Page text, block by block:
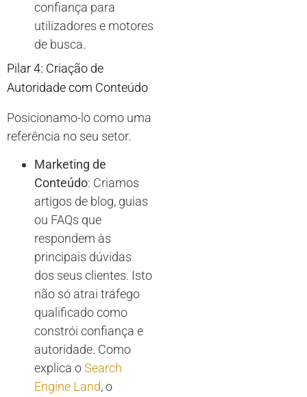
confiança para
utilizadores e motores
de busca.
Pilar 4: Criação de
Autoridade com Conteúdo
Posicionamo-lo como uma
referência no seu setor.
Marketing de
Conteúdo: Criamos
artigos de blog, guias
ou FAQs que
respondem às
principais dúvidas
dos seus clientes. Isto
não só atrai tráfego
qualificado como
constrói confiança e
autoridade. Como
explica oSearch
Engine Land, o